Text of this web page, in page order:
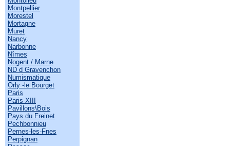
Montpellier
Morestel
Mortagne
Muret
Nancy
Narbonne
Nîmes
Nogent / Marne
ND d Gravenchon
Numismatique
Orly -le Bourget
Paris
Paris XIII
Pavillons\Bois
Pays du Freinet
Pechbonnieu
Pernes-les-Fnes
Perpignan